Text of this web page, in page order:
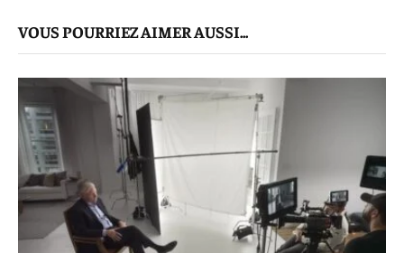
VOUS POURRIEZ AIMER AUSSI...